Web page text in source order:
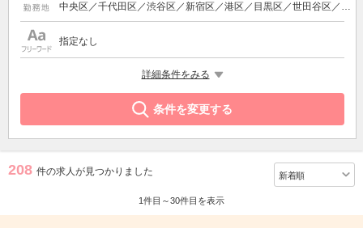
中央区／千代田区／渋谷区／新宿区／港区／目黒区／世田谷区／品川区／豊島区／北区／足立区／台東区／武蔵野市／中野区／三鷹市／町田市／多摩市／立川市／国分寺市／小金井市／八王子市／西東京市／東京都その他
指定なし
詳細条件をみる
条件を変更する
208 件の求人が見つかりました
1件目～30件目を表示